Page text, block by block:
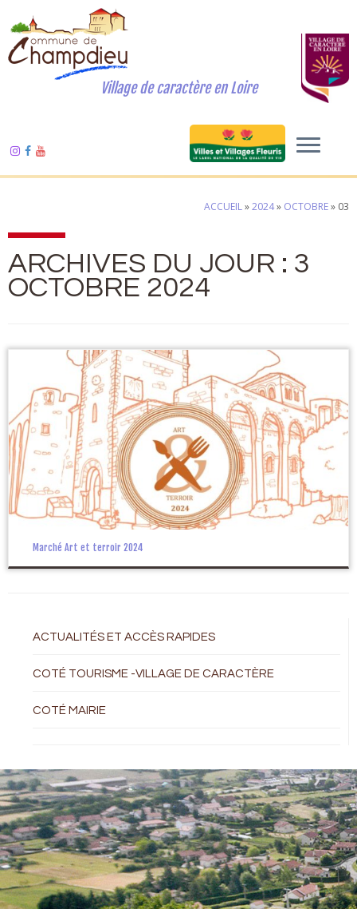
Village de caractère en Loire
ACCUEIL»2024» OCTOBRE» 03
ARCHIVES DU JOUR : 3
OCTOBRE 2024
Marché Art et terroir 2024
ACTUALITÉS ET ACCÈS RAPIDES
COTÉ TOURISME -VILLAGE DE CARACTÈRE
COTÉ MAIRIE